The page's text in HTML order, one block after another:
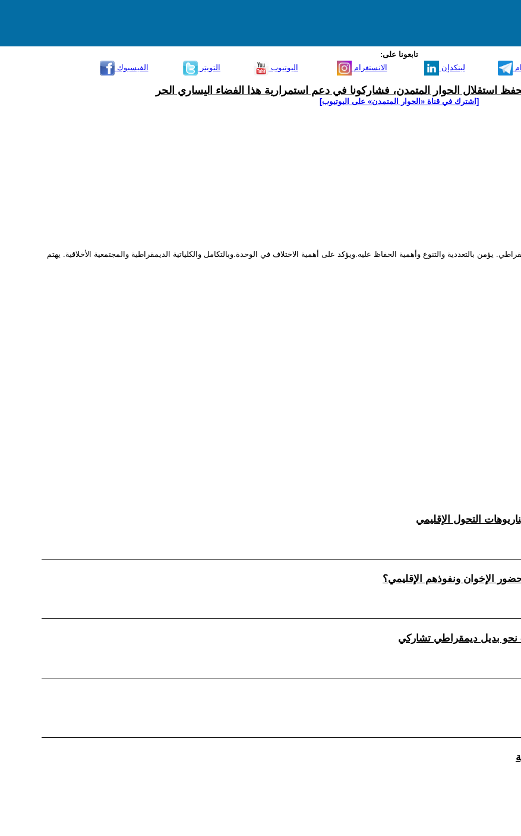
تابعونا على:
الفيسبوك
التويتر اليوتيوب الانستغرام لينكدإن
استقلال الحوار المتمدن، فشاركونا في دعم استمرارية هذا الفضاء اليساري الحر
[اشترك في قناة ‫«الحوار المتمدن» على اليوتيوب]
يؤمن بالتعددية والتنوع وأهمية الحفاظ عليه.ويؤكد على أهمية الاختلاف في الوحدة.وبالتكامل والكلياتية الديمقراطية والمجتمعية الأخلاقية. يهتم